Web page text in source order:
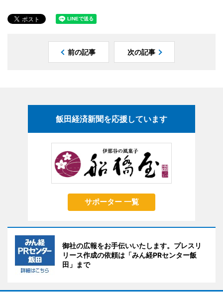
前の記事 次の記事
飯田経済新聞を応援しています
サポーター 一覧
御社の広報をお手伝いいたします。プレスリ
リース作成の依頼は「みん経PRセンター飯
田」まで